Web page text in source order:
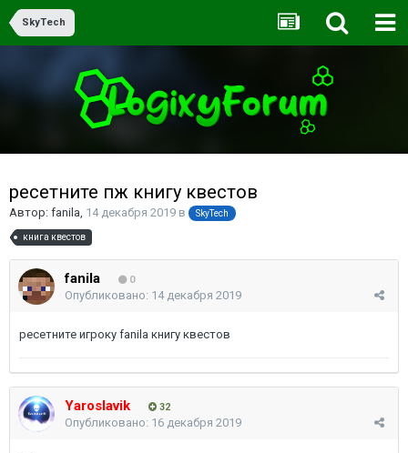
SkyTech
ресетните пж книгу квестов
Автор: fanila, 14 декабря 2019 в SkyTech
книга квестов
fanila 0
Опубликовано: 14 декабря 2019
ресетните игроку fanila книгу квестов
Yaroslavik 32
Опубликовано: 16 декабря 2019